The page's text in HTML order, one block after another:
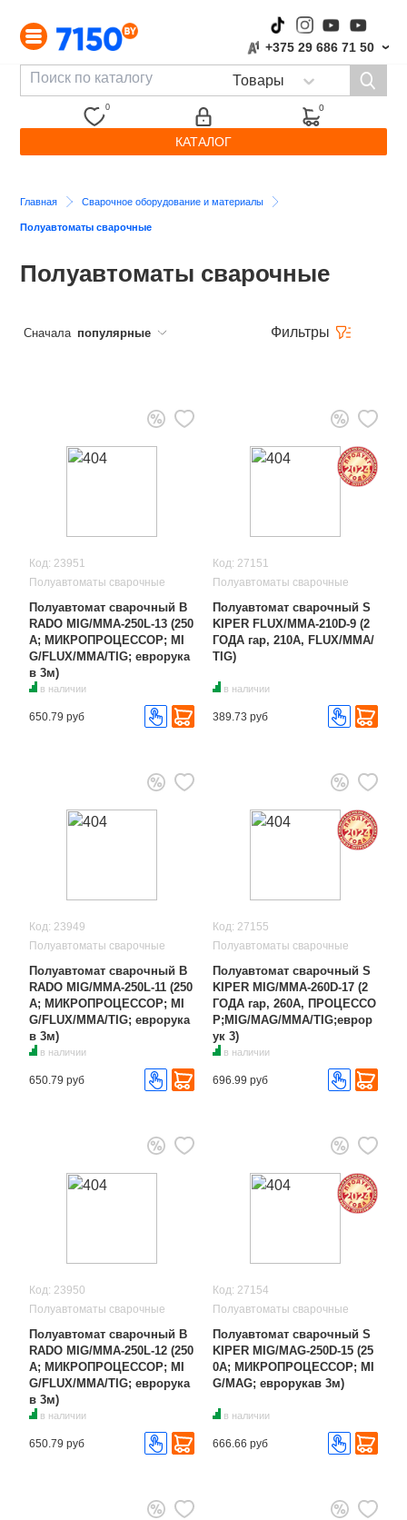
+375 29 686 71 50 ›
0 0
КАТАЛОГ
Главная Сварочное оборудование и материалы
Полуавтоматы сварочные
Полуавтоматы сварочные
Сначала популярные Фильтры
Код: 23951
Полуавтоматы сварочные
Полуавтомат сварочный B
RADO MIG/MMA-250L-13 (250
А; МИКРОПРОЦЕССОР; MI
G/FLUX/MMA/TIG; еврорука
в 3м)
в наличии
650.79 руб
Код: 27151
Полуавтоматы сварочные
Полуавтомат сварочный S
KIPER FLUX/MMA-210D-9 (2
ГОДА гар, 210A, FLUX/MMA/
TIG)
в наличии
389.73 руб
Код: 23949
Полуавтоматы сварочные
Полуавтомат сварочный B
RADO MIG/MMA-250L-11 (250
А; МИКРОПРОЦЕССОР; MI
G/FLUX/MMA/TIG; еврорука
в 3м)
в наличии
650.79 руб
Код: 27155
Полуавтоматы сварочные
Полуавтомат сварочный S
KIPER MIG/MMA-260D-17 (2
ГОДА гар, 260А, ПРОЦЕССО
Р;MIG/MAG/MMA/TIG;еврор
ук 3)
в наличии
696.99 руб
Код: 23950
Полуавтоматы сварочные
Полуавтомат сварочный B
RADO MIG/MMA-250L-12 (250
А; МИКРОПРОЦЕССОР; MI
G/FLUX/MMA/TIG; еврорука
в 3м)
в наличии
650.79 руб
Код: 27154
Полуавтоматы сварочные
Полуавтомат сварочный S
KIPER MIG/MAG-250D-15 (25
0А; МИКРОПРОЦЕССОР; MI
G/MAG; еврорукав 3м)
в наличии
666.66 руб